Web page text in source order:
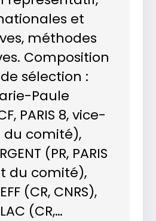
et
méthodes
Composition
sélection :
Paule
PARIS 8, vice-
du comité),
(PR, PARIS
du comité),
(CR, CNRS),
(CR,…